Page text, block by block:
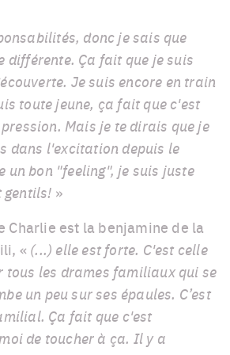
donc je sais que
différente. Ça fait que je suis
Je suis encore en train
toute jeune, ça fait que c'est
Mais je te dirais que je
dans l'excitation depuis le
un bon "feeling", je suis juste
gentils! »
Charlie est la benjamine de la
« (...) elle est forte. C'est celle
tous les drames familiaux qui se
un peu sur ses épaules. C’est
Ça fait que c'est
de toucher à ça. Il y a